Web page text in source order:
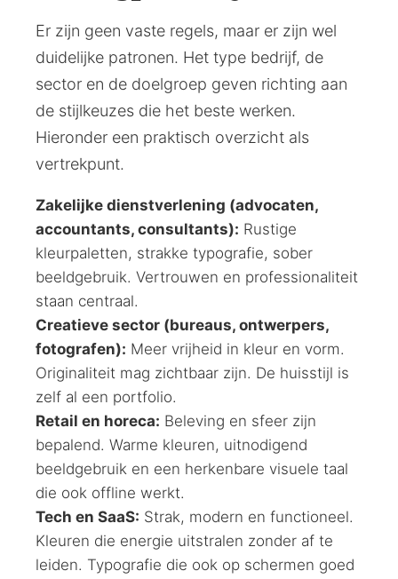
Er zijn geen vaste regels, maar er zijn wel
duidelijke patronen. Het type bedrijf, de
sector en de doelgroep geven richting aan
de stijlkeuzes die het beste werken.
Hieronder een praktisch overzicht als
vertrekpunt.
Zakelijke dienstverlening (advocaten,
accountants, consultants): Rustige
kleurpaletten, strakke typografie, sober
beeldgebruik. Vertrouwen en professionaliteit
staan centraal.
Creatieve sector (bureaus, ontwerpers,
fotografen): Meer vrijheid in kleur en vorm.
Originaliteit mag zichtbaar zijn. De huisstijl is
zelf al een portfolio.
Retail en horeca: Beleving en sfeer zijn
bepalend. Warme kleuren, uitnodigend
beeldgebruik en een herkenbare visuele taal
die ook offline werkt.
Tech en SaaS: Strak, modern en functioneel.
Kleuren die energie uitstralen zonder af te
leiden. Typografie die ook op schermen goed